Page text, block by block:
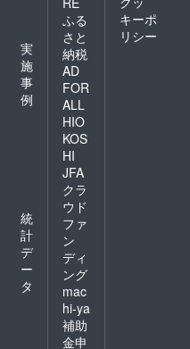
実
施
事
例
統
計
デ
ー
タ
ふる
さと
納税
AD
FOR
ALL
HIO
KOS
HI
JFA
クラ
ウド
ファ
ン
ディ
ング
mac
hi-ya
補助
金申
キーポ
リシー